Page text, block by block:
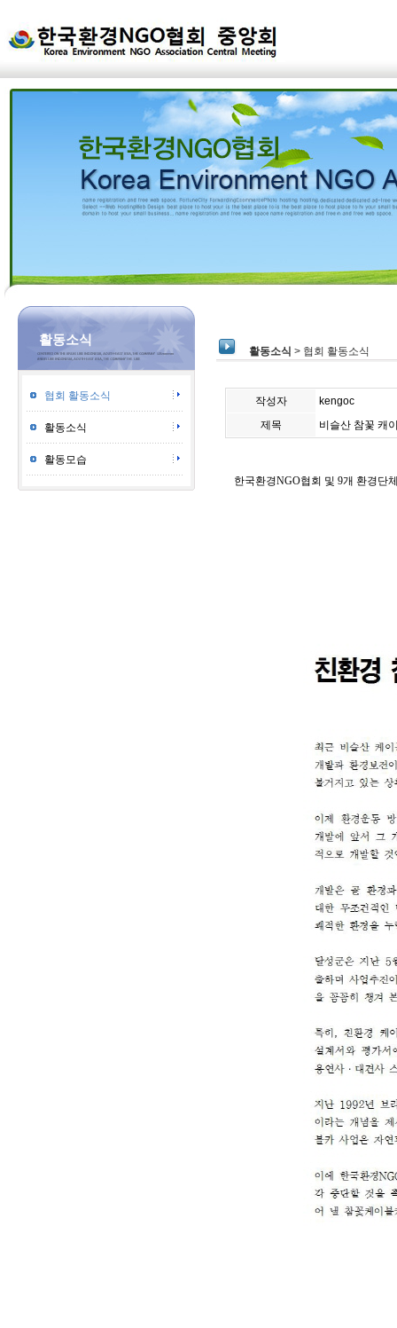
활동소식
협회 활동소식
활동소식
활동모습
활동소식 > 협회 활동소식
작성자
kengoc
제목
비슬산 참꽃 캐
한국환경NGO협회 및 9개 환경단